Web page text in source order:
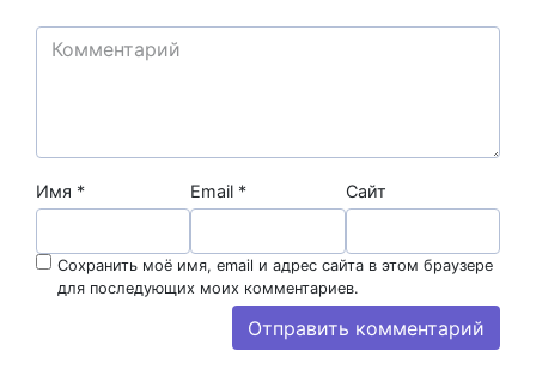
Имя * Email * Сайт
Сохранить моё имя, email и адрес сайта в этом браузере
для последующих моих комментариев.